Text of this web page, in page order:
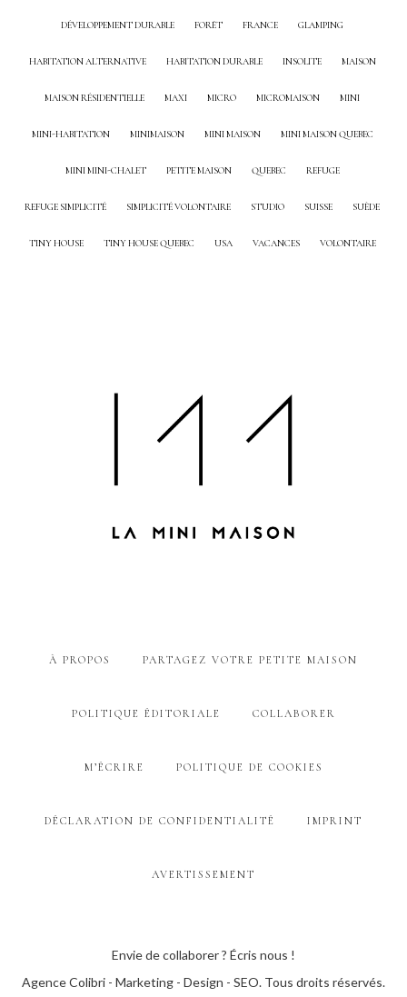
DÉVELOPPEMENT DURABLE FORÊT FRANCE GLAMPING
HABITATION ALTERNATIVE HABITATION DURABLE INSOLITE MAISON
MAISON RÉSIDENTIELLE MAXI MICRO MICROMAISON MINI
MINI-HABITATION MINIMAISON MINI MAISON MINI MAISON QUEBEC
MINI MINI-CHALET PETITE MAISON QUEBEC REFUGE
REFUGE SIMPLICITÉ SIMPLICITÉ VOLONTAIRE STUDIO SUISSE SUÈDE
TINY HOUSE TINY HOUSE QUEBEC USA VACANCES VOLONTAIRE
À PROPOS PARTAGEZ VOTRE PETITE MAISON
POLITIQUE ÉDITORIALE COLLABORER
M’ÉCRIRE POLITIQUE DE COOKIES
DÉCLARATION DE CONFIDENTIALITÉ IMPRINT
AVERTISSEMENT
Envie de collaborer ? Écris nous !
Agence Colibri - Marketing - Design - SEO. Tous droits réservés.